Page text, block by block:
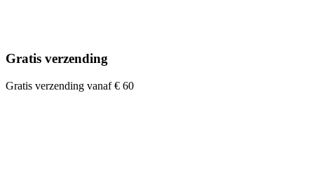
Gratis verzending
Gratis verzending vanaf € 60